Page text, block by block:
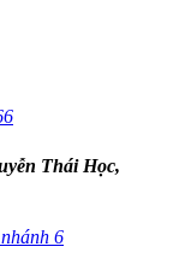
Thái Học,
6